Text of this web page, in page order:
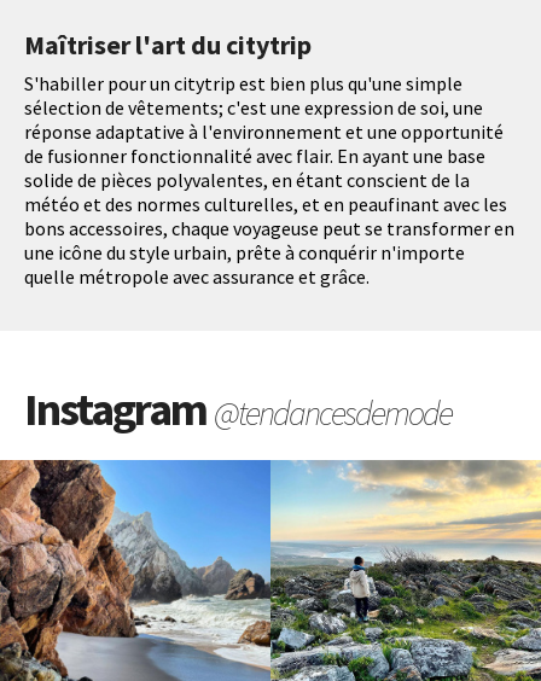
Maîtriser l'art du citytrip
S'habiller pour un citytrip est bien plus qu'une simple
sélection de vêtements; c'est une expression de soi, une
réponse adaptative à l'environnement et une opportunité
de fusionner fonctionnalité avec flair. En ayant une base
solide de pièces polyvalentes, en étant conscient de la
météo et des normes culturelles, et en peaufinant avec les
bons accessoires, chaque voyageuse peut se transformer en
une icône du style urbain, prête à conquérir n'importe
quelle métropole avec assurance et grâce.
Instagram@tendancesdemode